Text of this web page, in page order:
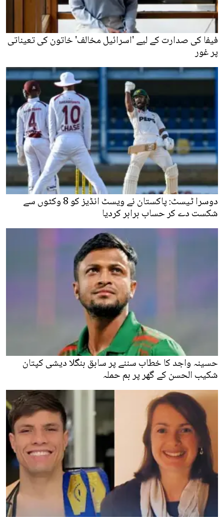
فیفا کی صدارت کے لیے 'اسرائیل مخالف' خاتون کی تعیناتی
پر غور
دوسرا ٹیسٹ: پاکستان نے ویسٹ انڈیز کو 8 وکٹوں سے
شکست دے کر حساب برابر کردیا
حسینہ واجد کا خطاب سننے پر سابق بنگلا دیشی کپتان
شکیب الحسن کے گھر پر بم حملہ